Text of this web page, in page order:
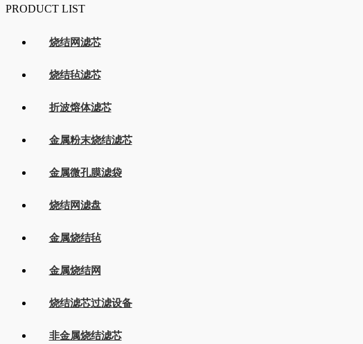
PRODUCT LIST
烧结网滤芯
烧结毡滤芯
折波熔体滤芯
金属粉末烧结滤芯
金属微孔膜滤袋
烧结网滤盘
金属烧结毡
金属烧结网
烧结滤芯过滤设备
非金属烧结滤芯